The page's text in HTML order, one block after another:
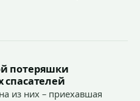
потеряшки
спасателей
из них – приехавшая